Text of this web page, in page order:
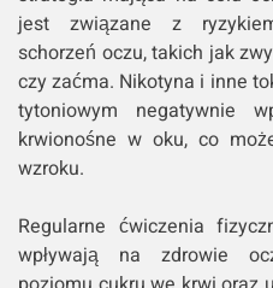
jest związane z
schorzeń oczu, takich jak
czy zaćma. Nikotyna i inne
tytoniowym negatywnie
krwionośne w oku, co
wzroku.
Regularne ćwiczenia
wpływają na zdrowie